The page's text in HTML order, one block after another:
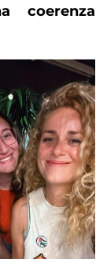
coerenza